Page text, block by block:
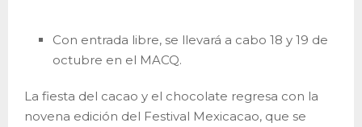
Con entrada libre, se llevará a cabo 18 y 19 de
octubre en el MACQ.
La fiesta del cacao y el chocolate regresa con la
novena edición del Festival Mexicacao, que se